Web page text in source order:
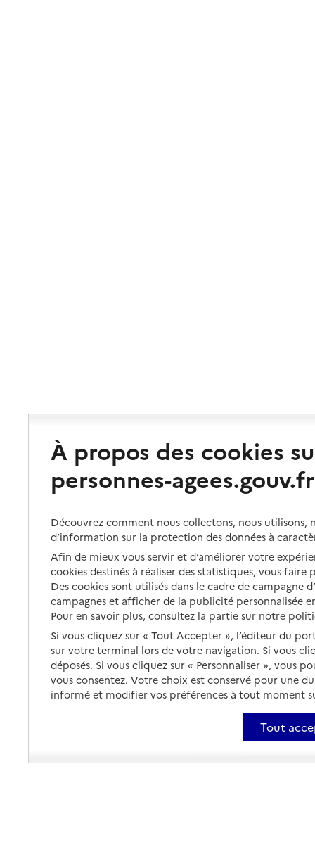
À propos des cookies
personnes-agees.gouv.fr
Découvrez comment nous collectons, nous
d’information sur la protection des données à
Afin de mieux vous servir et d’améliorer votre
cookies destinés à réaliser des statistiques, vous
Des cookies sont utilisés dans le cadre de
campagnes et afficher de la publicité personnalisée
Pour en savoir plus, consultez la partie sur notre
Si vous cliquez sur « Tout Accepter », l’éditeur du
sur votre terminal lors de votre navigation. Si vous
déposés. Si vous cliquez sur « Personnaliser », vous
vous consentez. Votre choix est conservé pour une
informé et modifier vos préférences à tout moment
Tout